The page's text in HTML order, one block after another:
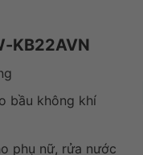
KB22AVN
bầu không khí
phụ nữ, rửa nước